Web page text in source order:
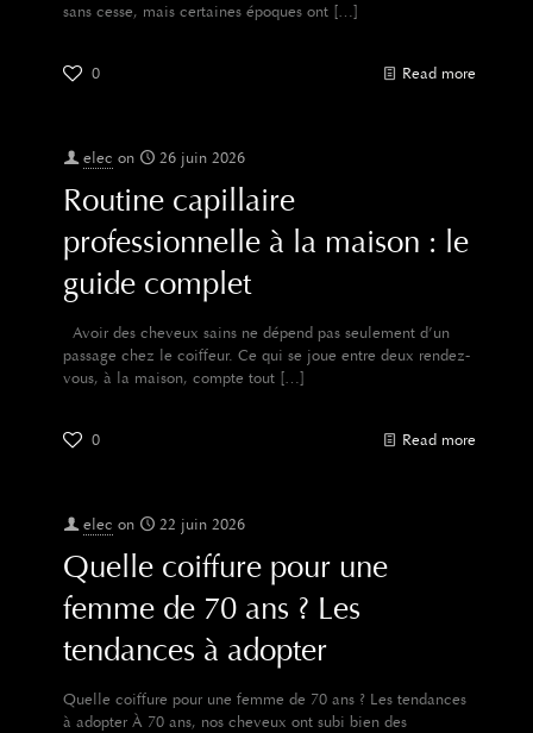
sans cesse, mais certaines époques ont […]
0 Read more
elec on 26 juin 2026
Routine capillaire
professionnelle à la maison : le
guide complet
Avoir des cheveux sains ne dépend pas seulement d’un
passage chez le coiffeur. Ce qui se joue entre deux rendez-
vous, à la maison, compte tout […]
0 Read more
elec on 22 juin 2026
Quelle coiffure pour une
femme de 70 ans ? Les
tendances à adopter
Quelle coiffure pour une femme de 70 ans ? Les tendances
à adopter À 70 ans, nos cheveux ont subi bien des